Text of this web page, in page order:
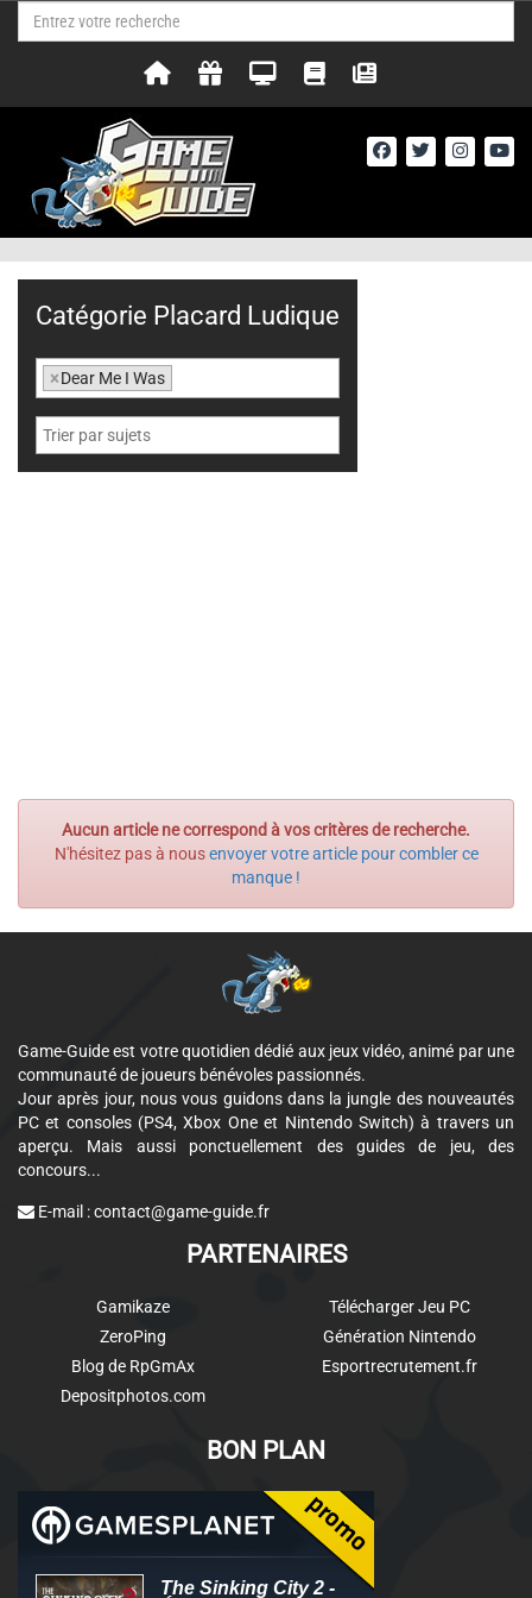
Aucun article ne correspond à vos critères de recherche.
N'hésitez pas à nousenvoyer votre article pour combler ce
manque !
Catégorie Placard Ludique
×Dear Me I Was
Game-Guide est votre quotidien dédié aux jeux vidéo, animé par une
communauté de joueurs bénévoles passionnés.
Jour après jour, nous vous guidons dans la jungle des nouveautés
PC et consoles (PS4, Xbox One et Nintendo Switch) à travers un
aperçu. Mais aussi ponctuellement des guides de jeu, des
concours...
E-mail :contact@game-guide.fr
PARTENAIRES
Gamikaze
ZeroPing
Blog de RpGmAx
Depositphotos.com
Télécharger Jeu PC
Génération Nintendo
Esportrecrutement.fr
BON PLAN